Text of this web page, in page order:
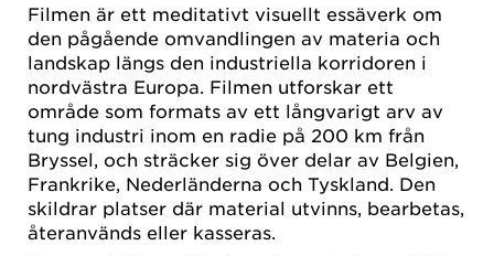
Filmen är ett meditativt visuellt essäverk om
den pågående omvandlingen av materia och
landskap längs den industriella korridoren i
nordvästra Europa. Filmen utforskar ett
område som formats av ett långvarigt arv av
tung industri inom en radie på 200 km från
Bryssel, och sträcker sig över delar av Belgien,
Frankrike, Nederländerna och Tyskland. Den
skildrar platser där material utvinns, bearbetas,
återanvänds eller kasseras.